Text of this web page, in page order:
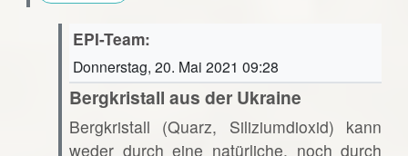
EPI-Team:
Donnerstag, 20. Mai 2021 09:28
Bergkristall aus der Ukraine
Bergkristall (Quarz, Siliziumdioxid) kann
weder durch eine natürliche, noch durch